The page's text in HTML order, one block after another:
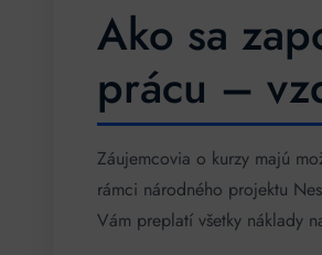
Ako sa
prácu –
Záujemcovia o kurzy majú
rámci národného projektu
Vám preplatí všetky náklady